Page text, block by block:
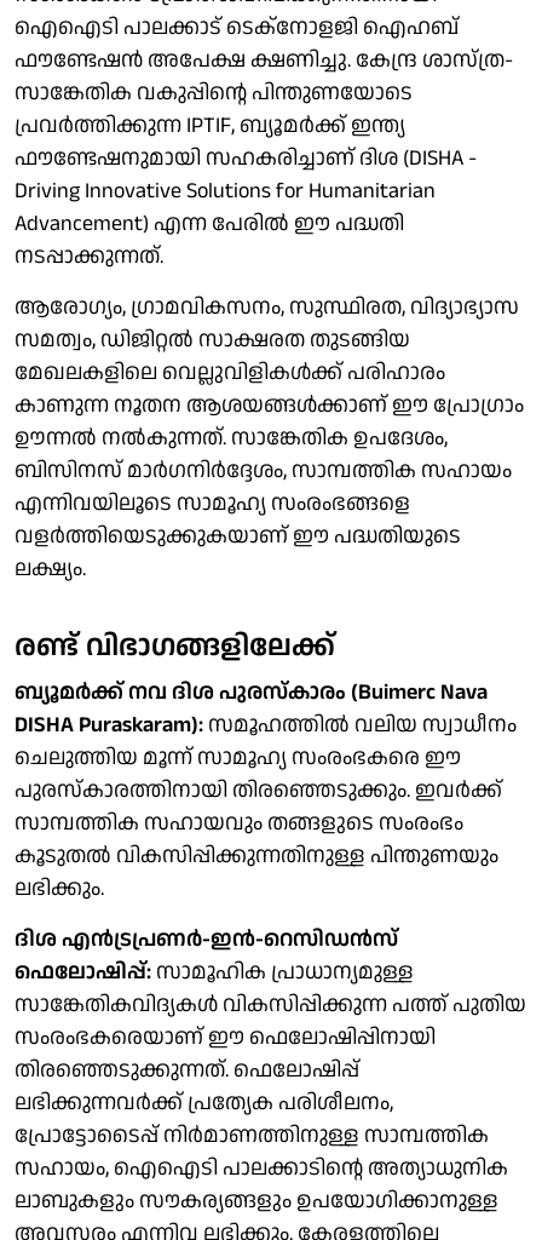
ഐഐടി പാലക്കാട് ടെക്‌നോളജി ഐഹബ്
ഫൗണ്ടേഷന്‍ അപേക്ഷ ക്ഷണിച്ചു. കേന്ദ്ര ശാസ്ത്ര-
സാങ്കേതിക വകുപ്പിന്റെ പിന്തുണയോടെ
പ്രവര്‍ത്തിക്കുന്ന IPTIF, ബ്യൂമര്‍ക്ക് ഇന്ത്യ
ഫൗണ്ടേഷനുമായി സഹകരിച്ചാണ് ദിശ (DISHA -
Driving Innovative Solutions for Humanitarian
Advancement) എന്ന പേരില്‍ ഈ പദ്ധതി
നടപ്പാക്കുന്നത്.
ആരോഗ്യം, ഗ്രാമവികസനം, സുസ്ഥിരത, വിദ്യാഭ്യാസ
സമത്വം, ഡിജിറ്റല്‍ സാക്ഷരത തുടങ്ങിയ
മേഖലകളിലെ വെല്ലുവിളികള്‍ക്ക് പരിഹാരം
കാണുന്ന നൂതന ആശയങ്ങള്‍ക്കാണ് ഈ പ്രോഗ്രാം
ഊന്നല്‍ നല്‍കുന്നത്. സാങ്കേതിക ഉപദേശം,
ബിസിനസ് മാര്‍ഗനിര്‍ദ്ദേശം, സാമ്പത്തിക സഹായം
എന്നിവയിലൂടെ സാമൂഹ്യ സംരംഭങ്ങളെ
വളര്‍ത്തിയെടുക്കുകയാണ് ഈ പദ്ധതിയുടെ
ലക്ഷ്യം.
രണ്ട് വിഭാഗങ്ങളിലേക്ക്
ബ്യൂമര്‍ക്ക് നവ ദിശ പുരസ്‌കാരം (Buimerc Nava
DISHA Puraskaram): സമൂഹത്തില്‍ വലിയ സ്വാധീനം
ചെലുത്തിയ മൂന്ന് സാമൂഹ്യ സംരംഭകരെ ഈ
പുരസ്‌കാരത്തിനായി തിരഞ്ഞെടുക്കും. ഇവര്‍ക്ക്
സാമ്പത്തിക സഹായവും തങ്ങളുടെ സംരംഭം
കൂടുതല്‍ വികസിപ്പിക്കുന്നതിനുള്ള പിന്തുണയും
ലഭിക്കും.
ദിശ എന്‍ട്രപ്രണര്‍-ഇന്‍-റെസിഡന്‍സ്
ഫെലോഷിപ്പ്: സാമൂഹിക പ്രാധാന്യമുള്ള
സാങ്കേതികവിദ്യകള്‍ വികസിപ്പിക്കുന്ന പത്ത് പുതിയ
സംരംഭകരെയാണ് ഈ ഫെലോഷിപ്പിനായി
തിരഞ്ഞെടുക്കുന്നത്. ഫെലോഷിപ്പ്
ലഭിക്കുന്നവര്‍ക്ക് പ്രത്യേക പരിശീലനം,
പ്രോട്ടോടൈപ്പ് നിര്‍മാണത്തിനുള്ള സാമ്പത്തിക
സഹായം, ഐഐടി പാലക്കാടിന്റെ അത്യാധുനിക
ലാബുകളും സൗകര്യങ്ങളും ഉപയോഗിക്കാനുള്ള
അവസരം എന്നിവ ലഭിക്കും. കേരളത്തിലെ